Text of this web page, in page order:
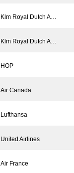
Klm Royal Dutch A…
Klm Royal Dutch A…
HOP
Air Canada
Lufthansa
United Airlines
Air France